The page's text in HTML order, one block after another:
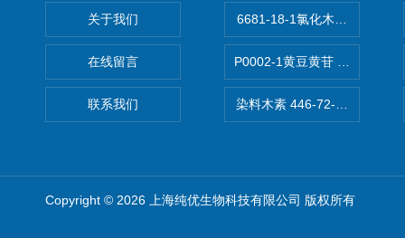
关于我们
在线留言
联系我们
6681-18-1氯化木兰花碱
P0002-1黄豆黄苷 40246-10-
染料木素 446-72-0
Copyright © 2026 上海纯优生物科技有限公司 版权所有